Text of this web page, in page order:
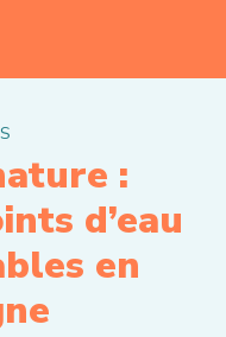
:
d’eau
en